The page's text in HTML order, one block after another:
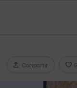
Compartir